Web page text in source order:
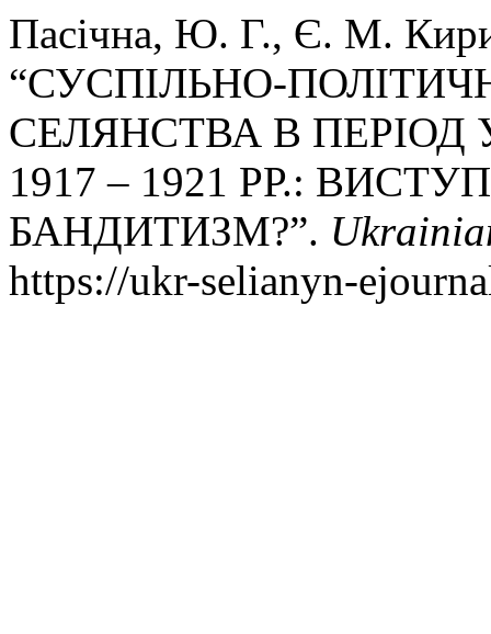
Пасічна, Ю. Г., Є. М.
“СУСПІЛЬНО-
СЕЛЯНСТВА В ПЕРІОД
1917 – 1921 РР.:
БАНДИТИЗМ?”.
https://ukr-selianyn-